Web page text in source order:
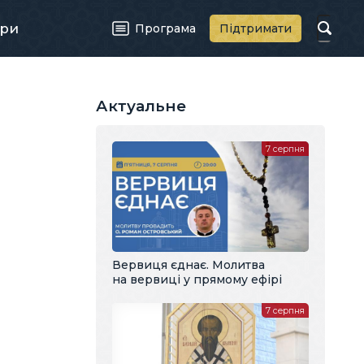
Програма Підтримати
Актуальне
Вервиця єднає. Молитва
на вервиці у прямому ефірі
7 серпня
7 серпня